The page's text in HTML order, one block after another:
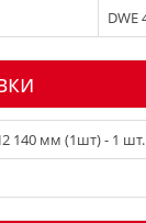
DWE
140 мм (1шт) - 1 шт.